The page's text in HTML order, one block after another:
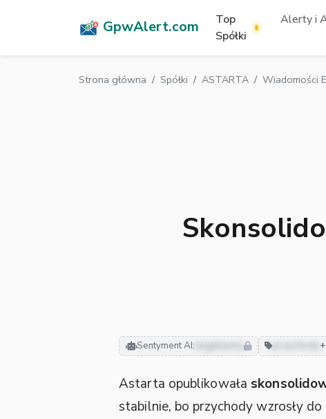
GpwAlert.com
Top
Spółki
Alerty i
Strona główna Spółki ASTARTA Wiadomości
Sentyment AI: negatywny przychody
Astarta opublikowała
stabilnie, bo przychody wzrosły do